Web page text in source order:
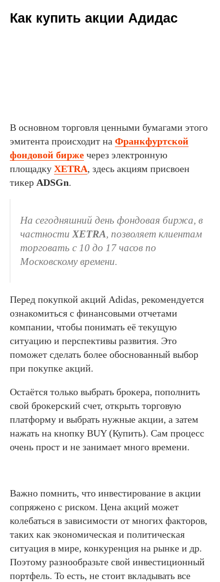
Как купить акции Адидас
В основном торговля ценными бумагами этого
эмитента происходит на Франкфуртской
фондовой бирже через электронную
площадку XETRA, здесь акциям присвоен
тикер ADSGn.
На сегодняшний день фондовая биржа, в
частностиXETRA, позволяет клиентам
торговать с 10 до 17 часов по
Московскому времени.
Перед покупкой акций Adidas, рекомендуется
ознакомиться с финансовыми отчетами
компании, чтобы понимать её текущую
ситуацию и перспективы развития. Это
поможет сделать более обоснованный выбор
при покупке акций.
Остаётся только выбрать брокера, пополнить
свой брокерский счет, открыть торговую
платформу и выбрать нужные акции, а затем
нажать на кнопку BUY (Купить). Сам процесс
очень прост и не занимает много времени.
Важно помнить, что инвестирование в акции
сопряжено с риском. Цена акций может
колебаться в зависимости от многих факторов,
таких как экономическая и политическая
ситуация в мире, конкуренция на рынке и др.
Поэтому разнообразьте свой инвестиционный
портфель. То есть, не стоит вкладывать все